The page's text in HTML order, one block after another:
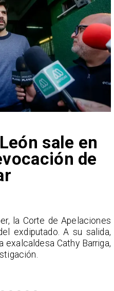
sale en
de
la Corte de Apelaciones
exdiputado. A su salida,
exalcaldesa Cathy Barriga,